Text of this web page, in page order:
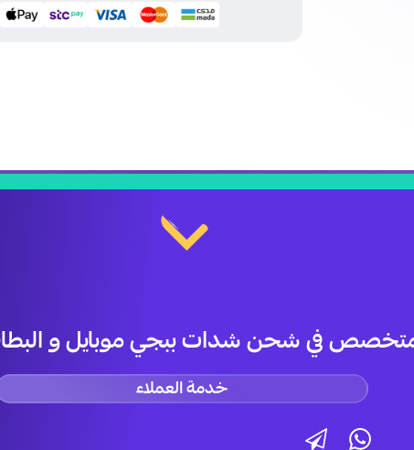
في شحن شدات ببجي موبايل و
خدمة العملاء